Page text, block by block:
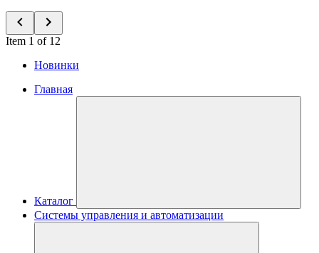
Item 1 of 12
Новинки
Главная
Каталог
Системы управления и автоматизации